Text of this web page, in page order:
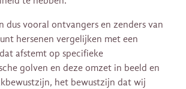
dus vooral ontvangers en zenders van
hersenen vergelijken met een
afstemt op specifieke
golven en deze omzet in beeld en
het bewustzijn dat wij